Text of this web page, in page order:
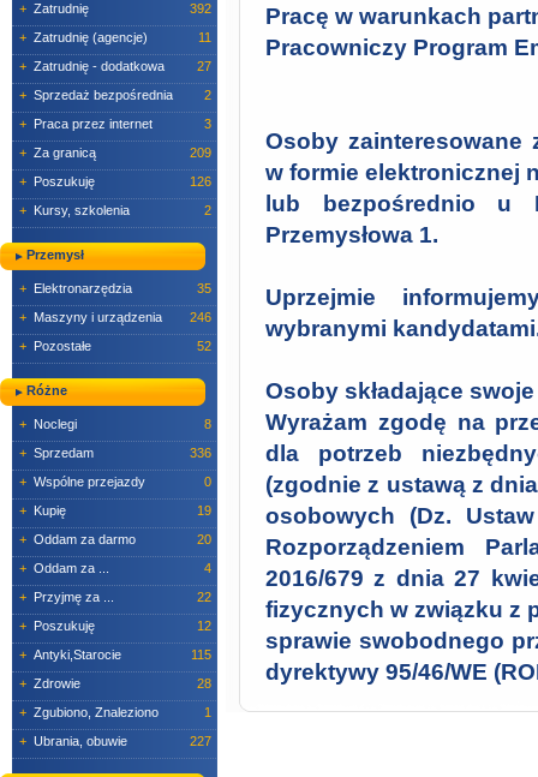
+ Zatrudnię
392
+ Zatrudnię (agencje)
11
+ Zatrudnię - dodatkowa
27
+ Sprzedaż bezpośrednia
2
+ Praca przez internet
3
+ Za granicą
209
+ Poszukuję
126
+ Kursy, szkolenia 2
Przemysł
+ Elektronarzędzia
35
+ Maszyny i urządzenia
246
+ Pozostałe 52
Różne
+ Noclegi
8
+ Sprzedam
336
+ Wspólne przejazdy
0
+ Kupię
19
+ Oddam za darmo
20
+ Oddam za ...
4
+ Przyjmę za ...
22
+ Poszukuję
12
+ Antyki,Starocie
115
+ Zdrowie
28
+ Zgubiono, Znaleziono
1
+ Ubrania, obuwie 227
Pracę w warunkach
Pracowniczy Program
Osoby zainteresowane
w formie elektronicznej
lub bezpośrednio u
Przemysłowa 1.
Uprzejmie
wybranymi
Osoby składające
Wyrażam zgodę na
dla potrzeb
(zgodnie z ustawą z
osobowych (Dz.
Rozporządzeniem
2016/679 z dnia 27
fizycznych w związku z
sprawie swobodnego
dyrektywy 95/46/WE